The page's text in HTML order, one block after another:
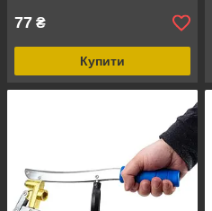
77 ₴
Купити